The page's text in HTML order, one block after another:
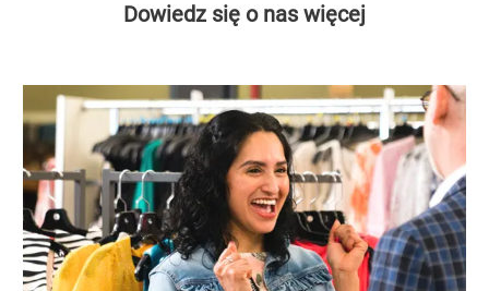
Dowiedz się o nas więcej